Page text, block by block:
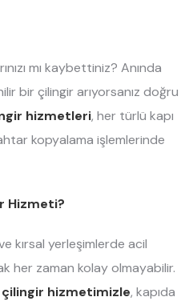
mı kaybettiniz? Anında
bir çilingir arıyorsanız doğru
hizmetleri, her türlü kapı
kopyalama işlemlerinde
Hizmeti?
kırsal yerleşimlerde acil
her zaman kolay olmayabilir.
çilingir hizmetimizle, kapıda